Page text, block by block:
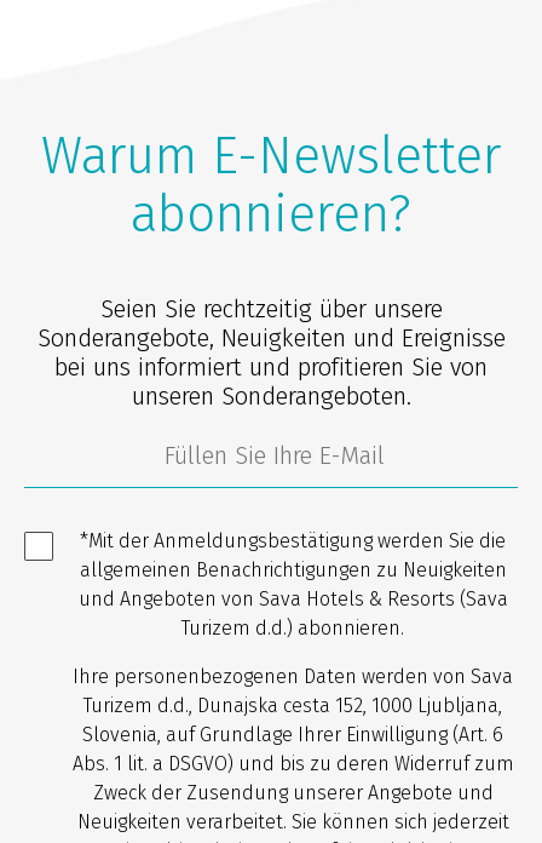
Warum E-Newsletter
abonnieren?
Seien Sie rechtzeitig über unsere
Sonderangebote, Neuigkeiten und Ereignisse
bei uns informiert und profitieren Sie von
unseren Sonderangeboten.
*Mit der Anmeldungsbestätigung werden Sie die
allgemeinen Benachrichtigungen zu Neuigkeiten
und Angeboten von Sava Hotels & Resorts (Sava
Turizem d.d.) abonnieren.
Ihre personenbezogenen Daten werden von Sava
Turizem d.d., Dunajska cesta 152, 1000 Ljubljana,
Slovenia, auf Grundlage Ihrer Einwilligung (Art. 6
Abs. 1 lit. a DSGVO) und bis zu deren Widerruf zum
Zweck der Zusendung unserer Angebote und
Neuigkeiten verarbeitet. Sie können sich jederzeit